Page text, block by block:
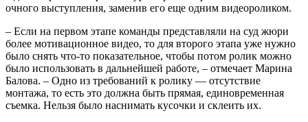
очного выступления, заменив его еще одним видеороликом.
– Если на первом этапе команды представляли на суд жюри
более мотивационное видео, то для второго этапа уже нужно
было снять что-то показательное, чтобы потом ролик можно
было использовать в дальнейшей работе, – отмечает Марина
Балова. – Одно из требований к ролику — отсутствие
монтажа, то есть это должна быть прямая, единовременная
съемка. Нельзя было наснимать кусочки и склеить их.